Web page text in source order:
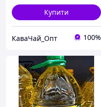
Купити
КаваЧай_Опт 100%